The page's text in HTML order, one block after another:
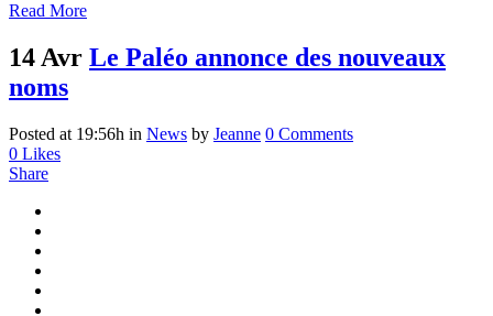
Read More
14 Avr Le Paléo annonce des nouveaux
noms
Posted at 19:56h in News by Jeanne 0 Comments
0 Likes
Share